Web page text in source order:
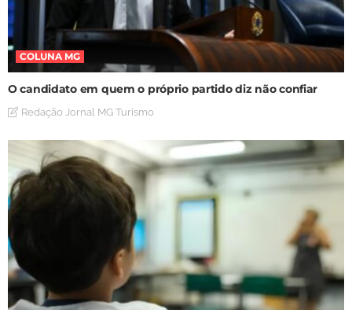
COLUNA MG
O candidato em quem o próprio partido diz não confiar
Redação Jornal MG Turismo